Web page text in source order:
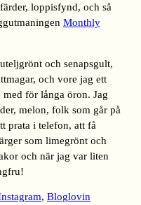
loppisfynd, och så
Monthly
och senapsgult,
och vore jag ett
för långa öron. Jag
melon, folk som går på
prata i telefon, att få
som limegrönt och
och när jag var liten
, Bloglovin